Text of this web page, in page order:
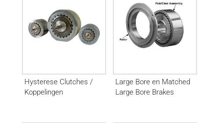
Hysterese Clutches /
Koppelingen
Large Bore en Matched
Large Bore Brakes